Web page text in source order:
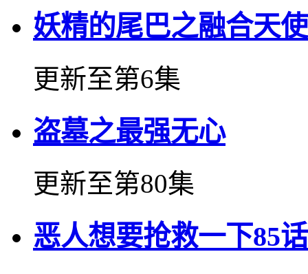
妖精的尾巴之融合天使
更新至第6集
盗墓之最强无心
更新至第80集
恶人想要抢救一下85